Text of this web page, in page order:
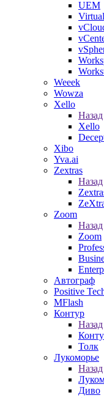
UEM
Weeek
Wowza
Xello
Назад
Xello
Xibo
Yva.ai
Zextras
Назад
Zoom
Назад
Zoom
Автограф
Positive
MFlash
Контур
Назад
Толк
Лукоморье
Назад
Диво